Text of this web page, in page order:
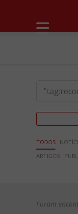
TODOS
ARTIGOS
Foram